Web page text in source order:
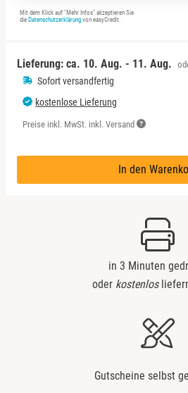
Mit dem Klick auf "Mehr Infos" akzeptieren Sie
die Datenschutzerklärung von easyCredit.
Lieferung: ca. 10. Aug. - 11. Aug.
Sofort versandfertig
kostenlose Lieferung
Preise inkl. MwSt. inkl. Versand
In den
in 3 Minuten
oder kostenlos
Gutscheine selbst
Schwäbische Alb